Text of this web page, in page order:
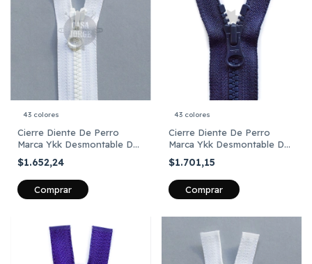
43 colores
Cierre Diente De Perro
Marca Ykk Desmontable De
75 Cm X Unid
$1.652,24
Comprar
43 colores
Cierre Diente De Perro
Marca Ykk Desmontable De
80 Cm X Unid
$1.701,15
Comprar